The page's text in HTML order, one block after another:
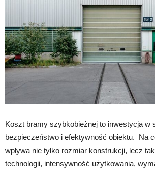
Koszt bramy szybkobieżnej to inwestycja w
bezpieczeństwo i efektywność obiektu. Na
wpływa nie tylko rozmiar konstrukcji, lecz
technologii, intensywność użytkowania,